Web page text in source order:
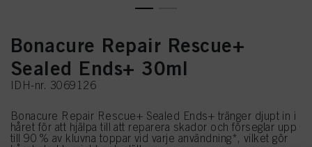
Bonacure Repair Rescue+
Sealed Ends+ 30ml
IDH-nr. 3069126
Bonacure Repair Rescue+ Sealed Ends+ tränger djupt in i
håret för att hjälpa till att reparera skador och förseglar upp
till 90 % av kluvna toppar vid varje användning*, vilket gör